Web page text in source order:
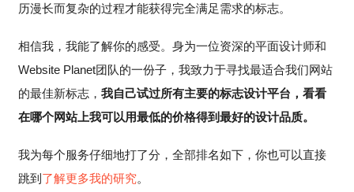
历漫长而复杂的过程才能获得完全满足需求的标志。
相信我，我能了解你的感受。身为一位资深的平面设计师和
Website Planet团队的一份子，我致力于寻找最适合我们网站
的最佳新标志， 我自己试过所有主要的标志设计平台，看看
在哪个网站上我可以用最低的价格得到最好的设计品质。
我为每个服务仔细地打了分，全部排名如下，你也可以直接
跳到 了解更多我的研究。